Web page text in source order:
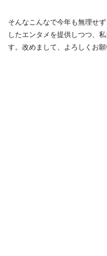
そんなこんなで今年も無理せ
したエンタメを提供しつつ、
す。改めまして、よろしくお願